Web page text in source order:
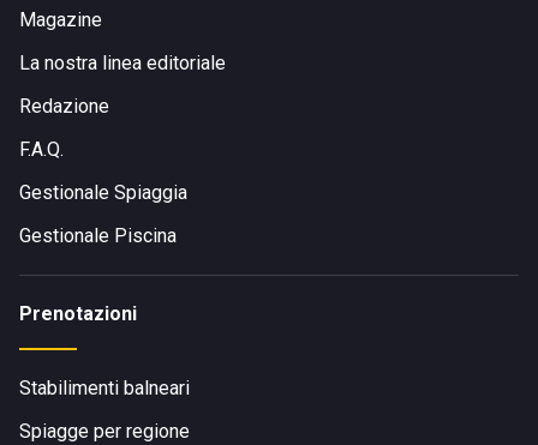
Magazine
La nostra linea editoriale
Redazione
F.A.Q.
Gestionale Spiaggia
Gestionale Piscina
Prenotazioni
Stabilimenti balneari
Spiagge per regione